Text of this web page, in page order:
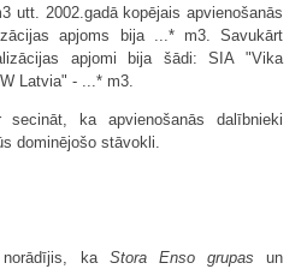
utt. 2002.gadā kopējais apvienošanās
apjoms bija ...* m3. Savukārt
apjomi bija šādi: SIA "Vika
Latvia" - ...* m3.
ka apvienošanās dalībnieki
dominējošo stāvokli.
norādījis, ka Stora Enso grupas un